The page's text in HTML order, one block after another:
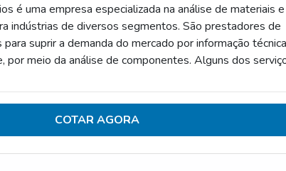
é uma empresa especializada na análise de materiais e
indústrias de diversos segmentos. São prestadores de
suprir a demanda do mercado por informação técnica
por meio da análise de componentes. Alguns dos
químicas, ensaios não destrutivos, análises de
COTAR AGORA